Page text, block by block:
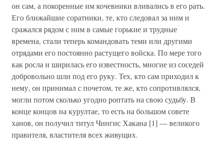
он сам, а покоренные им кочевники вливались в его рать.
Его ближайшие соратники, те, кто следовал за ним и
сражался рядом с ним в самые горькие и трудные
времена, стали теперь командовать теми или другими
отрядами его постоянно растущего войска. По мере того
как росла и ширилась его известность, многие из соседей
добровольно шли под его руку. Тех, кто сам приходил к
нему, он принимал с почетом, те же, кто сопротивлялся,
могли потом сколько угодно роптать на свою судьбу. В
конце концов на курултае, то есть на большом совете
ханов, он получил титул Чингис Хакана [1] — великого
правителя, властителя всех живущих.